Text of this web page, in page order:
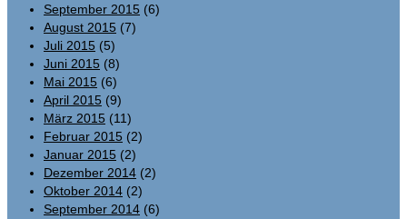
September 2015 (6)
August 2015 (7)
Juli 2015 (5)
Juni 2015 (8)
Mai 2015 (6)
April 2015 (9)
März 2015 (11)
Februar 2015 (2)
Januar 2015 (2)
Dezember 2014 (2)
Oktober 2014 (2)
September 2014 (6)